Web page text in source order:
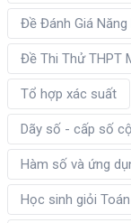
Đề Đánh Giá
Đề Thi Thử THPT
Tổ hợp xác suất
Dãy số - cấp số
Hàm số và ứng
Học sinh giỏi Toán